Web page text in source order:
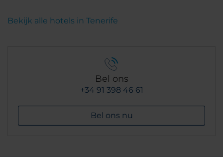
Bekijk alle hotels in Tenerife
Bel ons
+34 91 398 46 61
Bel ons nu